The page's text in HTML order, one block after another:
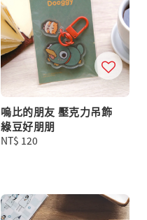
嗚比的朋友 壓克力吊飾
綠豆好朋朋
Regular
NT$ 120